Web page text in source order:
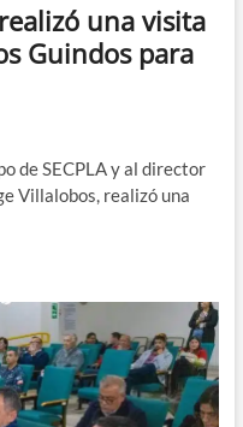
una visita
Guindos para
de SECPLA y al director
Villalobos, realizó una